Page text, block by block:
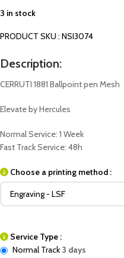
3 in stock
PRODUCT SKU : NSI3074
Description:
CERRUTI 1881 Ballpoint pen Mesh
Elevate by Hercules
Normal Service: 1 Week
Fast Track Service: 48h
Choose a printing method :
Service Type :
Normal Track 3 days